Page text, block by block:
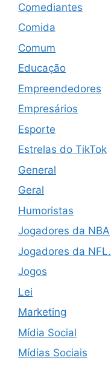
Comediantes
Comida
Comum
Educação
Empreendedores
Empresários
Esporte
Estrelas do TikTok
General
Geral
Humoristas
Jogadores da NBA
Jogadores da NFL.
Jogos
Lei
Marketing
Mídia Social
Mídias Sociais